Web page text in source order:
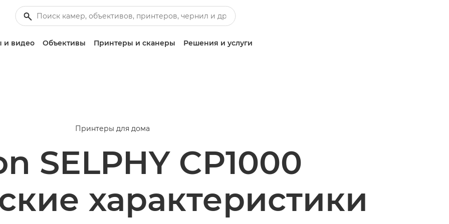
и видео Объективы Принтеры и сканеры Решения и услуги
Принтеры для дома
SELPHY CP1000
характеристики